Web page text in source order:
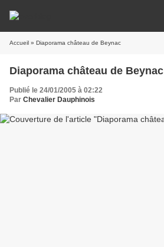
Accueil » Diaporama château de Beynac
Diaporama château de Beynac
Publié le 24/01/2005 à 02:22
Par Chevalier Dauphinois